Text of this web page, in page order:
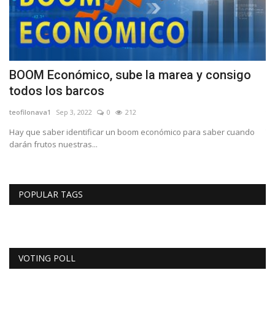
BOOM Económico, sube la marea y consigo
todos los barcos
teofilonava1 Sep 3, 2022 0 212
Hay que saber identificar un boom económico para saber cuando
darán frutos nuestras...
POPULAR TAGS
VOTING POLL